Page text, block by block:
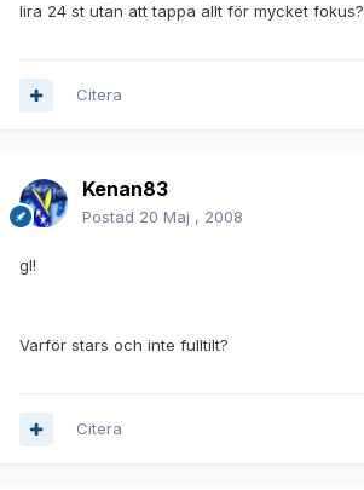
lira 24 st utan att tappa allt för mycket fokus?
Citera
Kenan83
Postad 20 Maj , 2008
gl!
Varför stars och inte fulltilt?
Citera